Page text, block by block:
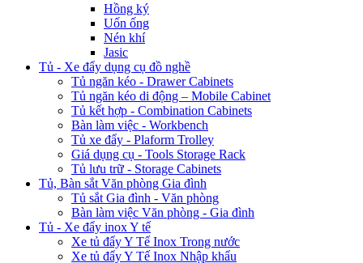
Hồng ký
Uốn ống
Nén khí
Jasic
Tủ - Xe đẩy dụng cụ đồ nghề
Tủ ngăn kéo - Drawer Cabinets
Tủ ngăn kéo di động – Mobile Cabinet
Tủ kết hợp - Combination Cabinets
Bàn làm việc - Workbench
Tủ xe đẩy - Plaform Trolley
Giá dụng cụ - Tools Storage Rack
Tủ lưu trữ - Storage Cabinets
Tủ, Bàn sắt Văn phòng Gia đình
Tủ sắt Gia đình - Văn phòng
Bàn làm việc Văn phòng - Gia đình
Tủ - Xe đẩy inox Y tế
Xe tủ đẩy Y Tế Inox Trong nước
Xe tủ đẩy Y Tế Inox Nhập khẩu